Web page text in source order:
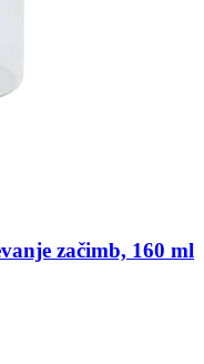
začimb, 160 ml